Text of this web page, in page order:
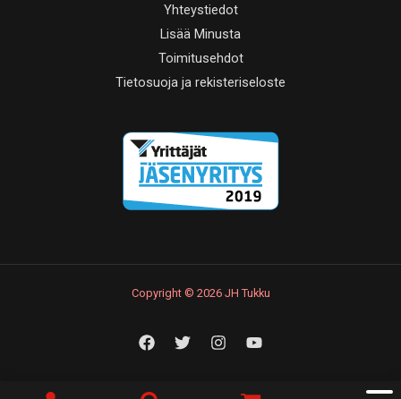
Yhteystiedot
Lisää Minusta
Toimitusehdot
Tietosuoja ja rekisteriseloste
Copyright © 2026 JH Tukku